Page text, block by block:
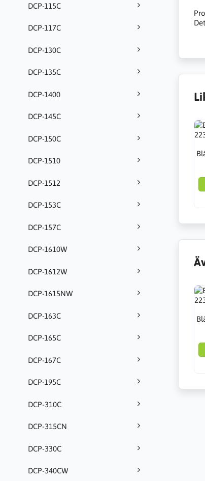
DCP-115C
DCP-117C
DCP-130C
DCP-135C
DCP-1400
DCP-145C
DCP-150C
DCP-1510
DCP-1512
DCP-153C
DCP-157C
DCP-1610W
DCP-1612W
DCP-1615NW
DCP-163C
DCP-165C
DCP-167C
DCP-195C
DCP-310C
DCP-315CN
DCP-330C
DCP-340CW